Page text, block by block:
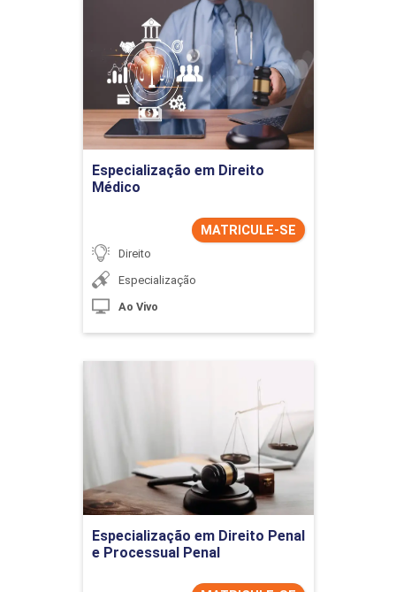
Especialização em Direito
Médico
MATRICULE-SE
Direito
Especialização
Ao Vivo
Especialização em Direito
Médico
Detalhes do curso
Ir para Inscrição
Especialização em Direito Penal
e Processual Penal
Especialização em Direito
Penal e Processual Penal
Detalhes do curso
Ir para Inscrição